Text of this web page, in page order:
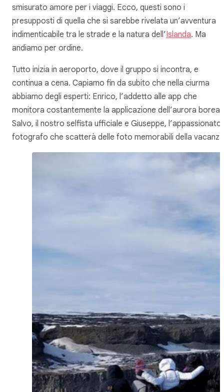
smisurato amore per i viaggi. Ecco, questi sono i
presupposti di quella che si sarebbe rivelata un’avventura
indimenticabile tra le strade e la natura dell’Islanda. Ma
andiamo per ordine.
Tutto inizia in aeroporto, dove il gruppo si incontra, e
continua a cena. Capiamo fin da subito che nella ciurma
abbiamo degli esperti: Enrico, l’addetto alle app che
monitora costantemente la applicazione dell’aurora
Salvo, il nostro selfista ufficiale e Giuseppe, l’appassionato
fotografo che scatterà delle foto memorabili della